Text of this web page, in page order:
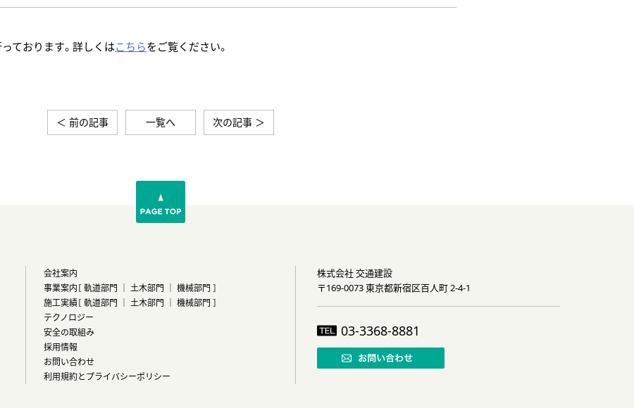
働きやすい環境づくり
ております。詳しくはこちらをご覧ください。
＜ 前の記事 一覧へ 次の記事 ＞
会社案内
事業案内［軌道部門 土木部門 機械部門 ］
施工実績［軌道部門 土木部門 機械部門 ］
テクノロジー
安全の取組み
採用情報
お問い合わせ
利用規約とプライバシーポリシー
株式会社 交通建設
〒169-0073 東京都新宿区百人町 2-4-1
03-3368-8881